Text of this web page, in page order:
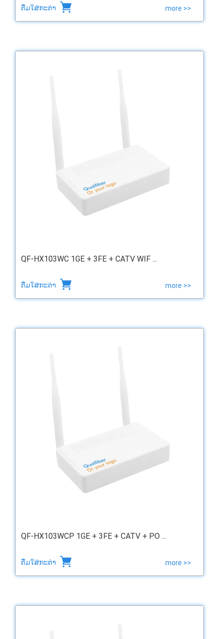
ຕື່ມໃສ່ກະຕ່າ more >>
QF-HX103WC 1GE + 3FE + CATV WIF ...
ຕື່ມໃສ່ກະຕ່າ more >>
QF-HX103WCP 1GE + 3FE + CATV + PO ...
ຕື່ມໃສ່ກະຕ່າ more >>